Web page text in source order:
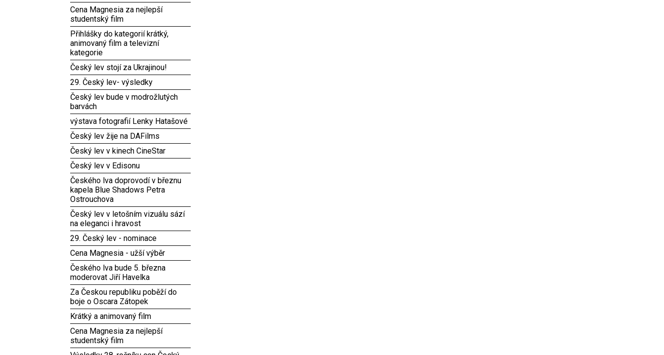
Cena Magnesia za nejlepší
studentský film
Přihlášky do kategorií krátký,
animovaný film a televizní
kategorie
Český lev stojí za Ukrajinou!
29. Český lev- výsledky
Český lev bude v modrožlutých
barvách
výstava fotografií Lenky Hatašové
Český lev žije na DAFilms
Český lev v kinech CineStar
Český lev v Edisonu
Českého lva doprovodí v březnu
kapela Blue Shadows Petra
Ostrouchova
Český lev v letošním vizuálu sází
na eleganci i hravost
29. Český lev - nominace
Cena Magnesia - užší výběr
Českého lva bude 5. března
moderovat Jiří Havelka
Za Českou republiku poběží do
boje o Oscara Zátopek
Krátký a animovaný film
Cena Magnesia za nejlepší
studentský film